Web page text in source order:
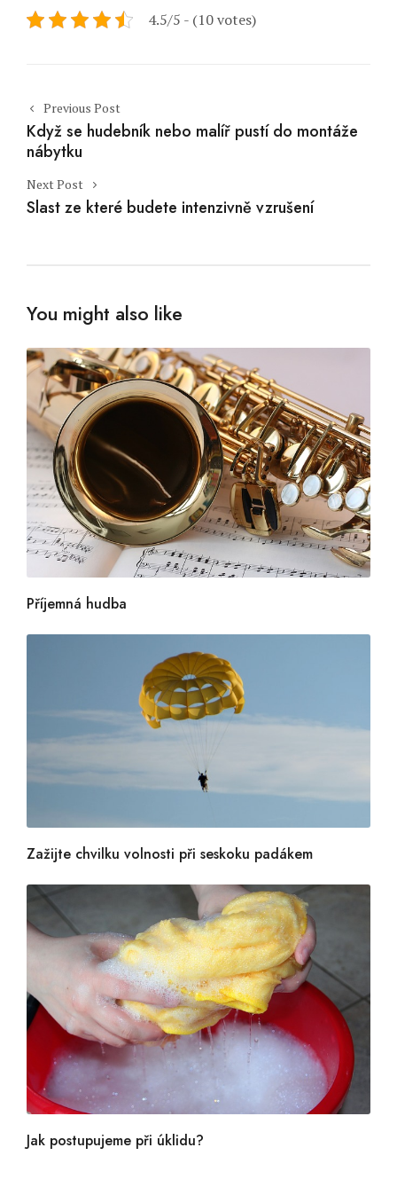
4.5/5 - (10 votes)
Post navigation
Previous Post
Když se hudebník nebo malíř pustí do montáže
nábytku
Next Post
Slast ze které budete intenzivně vzrušení
You might also like
Příjemná hudba
Zažijte chvilku volnosti při seskoku padákem
Jak postupujeme při úklidu?